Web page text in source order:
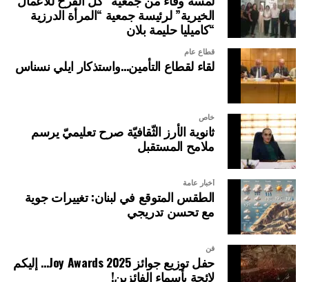
الخيرية” لرئيسة جمعية “المرأة الدرزية
“كاميليا حليمة بلان
قطاع عام
لقاء لقطاع التأمين…واستذكار ايلي نسناس
خاص
ثانوية الأرز الثّقافيّة صرح تعليميّ يرسم
ملامح المستقبل
أخبار عامة
الطقس المتوقع في لبنان: تغييرات جوية
مع تحسن تدريجي
فن
حفل توزيع جوائز Joy Awards 2025… إليكم
لائحة بأسماء الفائزين!